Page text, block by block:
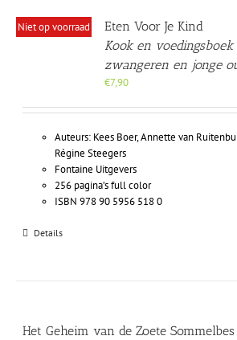
Niet op voorraad
Eten Voor Je Kind
Kook en
zwangeren en jonge
€7,90
Auteurs: Kees Boer, Annette van
Régine Steegers
Fontaine Uitgevers
256 pagina’s full color
ISBN 978 90 5956 518 0
Details
Het Geheim van de Zoete Sommelbes